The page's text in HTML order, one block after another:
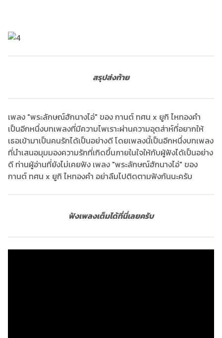
สรุปส่งท้าย
เพลง "พระลักษณ์ฮักนางไอ่" ของ กานต์ ทศน x ยูกิ ไหทองคำ
เป็นอีกหนึ่งบทเพลงที่มีความไพเราะผ่านความอุตส่าห์ที่อยากให้
เธอเข้ามาเป็นคนรักได้เป็นอย่างดี โดยเพลงนี้เป็นอีกหนึ่งบทเพลง
ที่นำเสนอมุมมองความรักที่เกิดขึ้นภายในใจให้กับผู้ฟังได้เป็นอย่าง
ดี ท่านผู้อ่านที่ยังไม่เคยฟัง เพลง "พระลักษณ์ฮักนางไอ่" ของ
กานต์ ทศน x ยูกิ ไหทองคำ อย่าลืมไปติดตามฟังกันนะครับ
ฟังเพลงเต็มได้ที่นี่เลยครับ